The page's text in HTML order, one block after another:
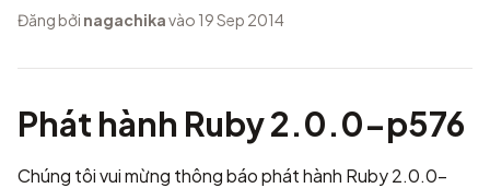
Đăng bởi nagachikavào 19 Sep 2014
Phát hành Ruby 2.0.0-p576
Chúng tôi vui mừng thông báo phát hành Ruby 2.0.0-